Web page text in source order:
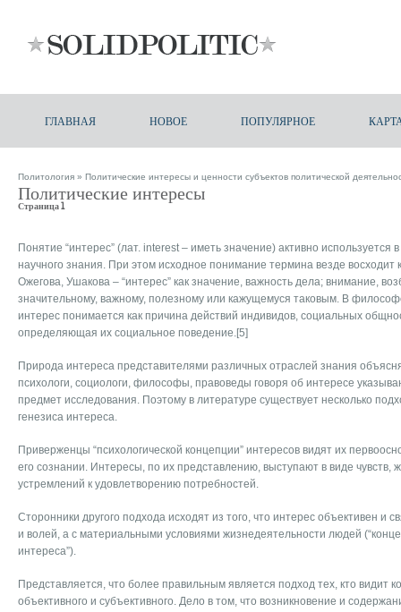
ГЛАВНАЯ НОВОЕ ПОПУЛЯРНОЕ
Политология » Политические интересы и ценности субъектов политической
Политические интересы
Страница 1
Понятие “интерес” (лат. interest – иметь значение) активно используется
научного знания. При этом исходное понимание термина везде восходит
Ожегова, Ушакова – “интерес” как значение, важность дела; внимание,
значительному, важному, полезному или кажущемуся таковым. В
интерес понимается как причина действий индивидов, социальных
определяющая их социальное поведение.[5]
Природа интереса представителями различных отраслей знания
психологи, социологи, философы, правоведы говоря об интересе
предмет исследования. Поэтому в литературе существует несколько
генезиса интереса.
Приверженцы “психологической концепции” интересов видят их
его сознании. Интересы, по их представлению, выступают в виде чувств,
устремлений к удовлетворению потребностей.
Сторонники другого подхода исходят из того, что интерес объективен и
и волей, а с материальными условиями жизнедеятельности людей
интереса”).
Представляется, что более правильным является подход тех, кто видит
объективного и субъективного. Дело в том, что возникновение и